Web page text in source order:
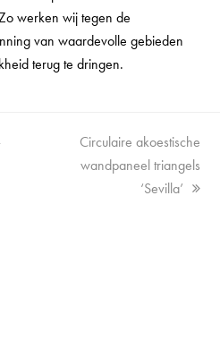
werken wij tegen de
van waardevolle gebieden
terug te dringen.
next
post:
Circulaire akoestische
wandpaneel triangels
‘Sevilla’